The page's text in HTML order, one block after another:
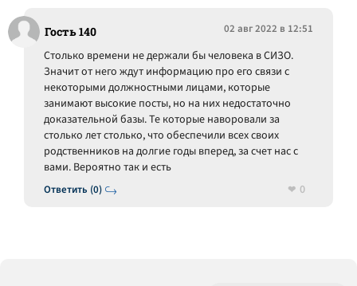
Гость 140 02 авг 2022 в 12:51
Ответить (0)
Столько времени не держали бы человека в СИЗО.
Значит от него ждут информацию про его связи с
некоторыми должностными лицами, которые
занимают высокие посты, но на них недостаточно
доказательной базы. Те которые наворовали за
столько лет столько, что обеспечили всех своих
родственников на долгие годы вперед, за счет нас с
вами. Вероятно так и есть
0